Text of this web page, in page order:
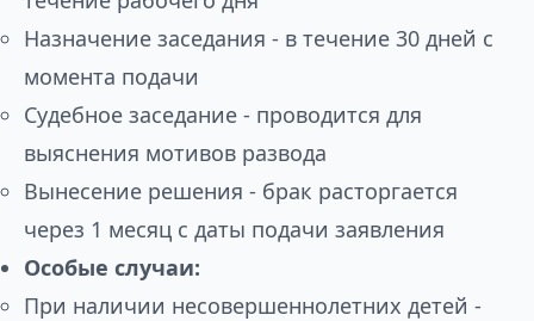
Назначение заседания - в течение 30 дней с
момента подачи
Судебное заседание - проводится для
выяснения мотивов развода
Вынесение решения - брак расторгается
через 1 месяц с даты подачи заявления
Особые случаи:
При наличии несовершеннолетних детей -